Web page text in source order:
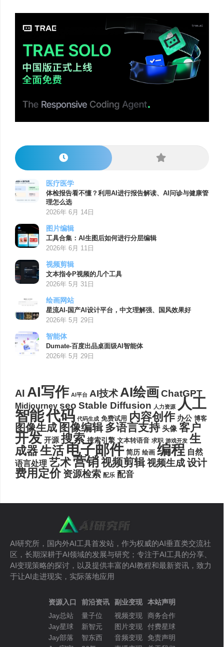
医疗医学
体检报告看不懂？利用AI进行报告解读、AI问诊与健康管
理怎么选
2026年 6月 14日
图片编辑
工具合集：AI生图后如何进行分层编辑
2026年 6月 11日
视频剪辑
文本指令P视频的几个工具
2026年 5月 31日
绘画网站
星流AI-国产AI设计平台，中文理解强、国风效果好
2026年 5月 29日
智能体
Dumate-百度出品桌面级AI智能体
2026年 5月 29日
AI AI写作 AI平台 AI技术AI绘画ChatGPT
Midjourney seo Stable Diffusion 人力资源 人工
智能代码 代码生成 免费试用 内容创作 办公 博客
图像生成 图像编辑 多语言支持 头像 客户
开发 开源 搜索 搜索引擎 文本转语音 求职 游戏开发 生
成器生活电子邮件 简历 绘画 编程 自然
语言处理 艺术营销视频剪辑视频生成设计
费用定价 资源检索 配乐 配音
AI研究所，国内外AI工具首发站，作为权威的AI垂直类交流社
区，长期深耕于AI领域的发展与研究；专注于AI工具的分享、
AI变现策略的探讨，以及提供丰富的AI教程和最新资讯，致力
于让AI走进现实，实际落地应用
资源入口
Jay总站
Jay星球
Jay部落
前沿资讯
量子位
新智元
智东西
副业变现
视频变现
图片变现
音频变现
本站声明
商务合作
付费星球
免责声明